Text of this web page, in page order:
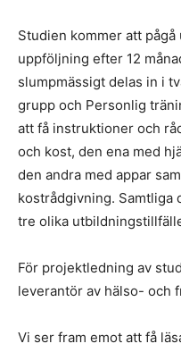
Studien kommer att
uppföljning efter 12
slumpmässigt delas in i
grupp och Personlig
att få instruktioner och
och kost, den ena med
den andra med appar
kostrådgivning. Samtliga
tre olika
För projektledning av
leverantör av hälso- och
Vi ser fram emot att få